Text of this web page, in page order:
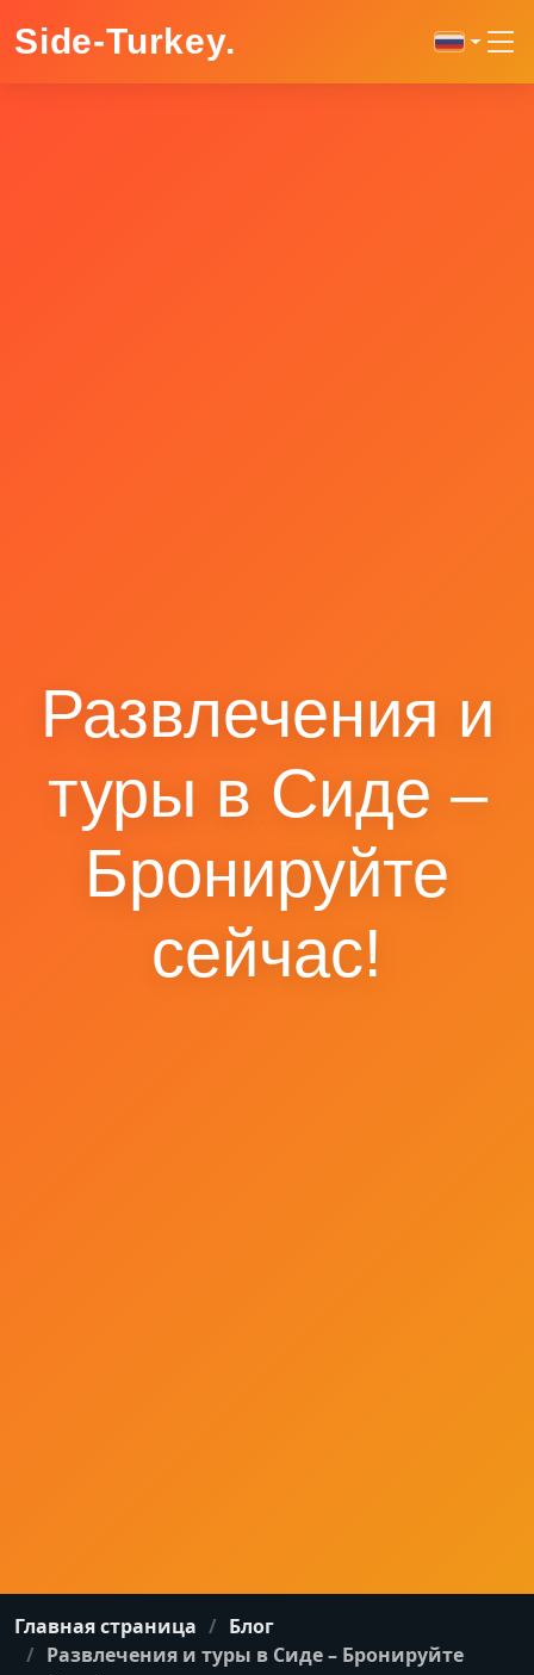
Side-Turkey.
Развлечения и
туры в Сиде –
Бронируйте
сейчас!
Главная страница
Блог
Развлечения и туры в Сиде – Бронируйте